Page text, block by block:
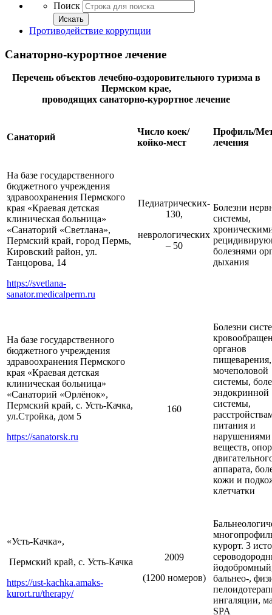
Поиск
Искать
Противодействие коррупции
Санаторно-курортное лечение
Перечень объектов лечебно-оздоровительного туризма в
Пермском крае,
проводящих санаторно-курортное лечение
Санаторий
Число коек/
койко-мест
Профиль/
лечения
На базе государственного
бюджетного учреждения
здравоохранения Пермского
края «Краевая детская
клиническая больница»
«Санаторий «Светлана»,
Пермский край, город Пермь,
Кировский район, ул.
Танцорова, 14
https://svetlana-
sanator.medicalperm.ru
Педиатрических-
130,
неврологических
– 50
Болезни
системы,
болезнями
дыхания
На базе государственного
бюджетного учреждения
здравоохранения Пермского
края «Краевая детская
клиническая больница»
«Санаторий «Орлёнок»,
Пермский край, с. Усть-Качка,
ул.Стройка, дом 5
https://sanatorsk.ru
160
Болезни
органов
пищеварения,
мочеполовой
системы,
эндокринной
системы,
питания и
нарушениями
веществ,
аппарата,
кожи и
клетчатки
«Усть-Качка»,
Пермский край, с. Усть-Качка
https://ust-kachka.amaks-
kurort.ru/therapy/
2009
(1200 номеров)
курорт. 3
бальнео-,
ингаляции,
SPA